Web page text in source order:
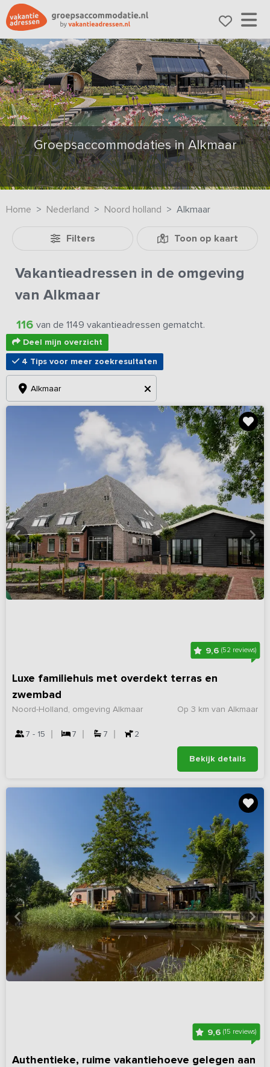
Groepsaccommodaties in Alkmaar
Home Nederland Noord holland Alkmaar
Filters Toon op kaart
Vakantieadressen in de omgeving
van Alkmaar
116 van de 1149 vakantieadressen gematcht.
Deel mijn overzicht
4 Tips voor meer zoekresultaten
Alkmaar
9,6 (52 reviews)
Luxe familiehuis met overdekt terras en
zwembad
Op 3 km van Alkmaar
Noord-Holland, omgeving Alkmaar
7 - 15 7 7 2
Bekijk details
9,6(15 reviews)
Authentieke, ruime vakantiehoeve gelegen aan